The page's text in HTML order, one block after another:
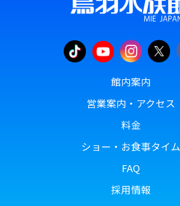
館内案内
営業案内・アクセス
料金
ショー・お食事タイム
FAQ
採用情報